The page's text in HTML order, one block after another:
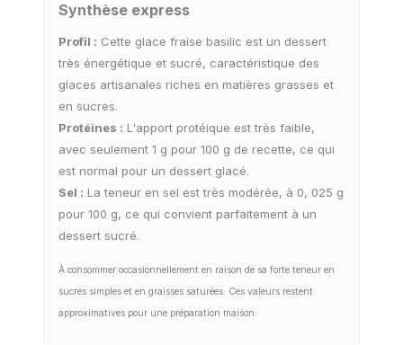
Synthèse express
Profil : Cette glace fraise basilic est un dessert
très énergétique et sucré, caractéristique des
glaces artisanales riches en matières grasses et
en sucres.
Protéines : L'apport protéique est très faible,
avec seulement 1 g pour 100 g de recette, ce qui
est normal pour un dessert glacé.
Sel : La teneur en sel est très modérée, à 0, 025 g
pour 100 g, ce qui convient parfaitement à un
dessert sucré.
À consommer occasionnellement en raison de sa forte teneur en
sucres simples et en graisses saturées. Ces valeurs restent
approximatives pour une préparation maison.